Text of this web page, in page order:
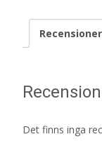
Det finns inga